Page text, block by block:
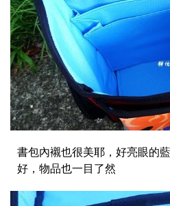
書包內襯也很美耶，好亮眼的
好，物品也一目了然